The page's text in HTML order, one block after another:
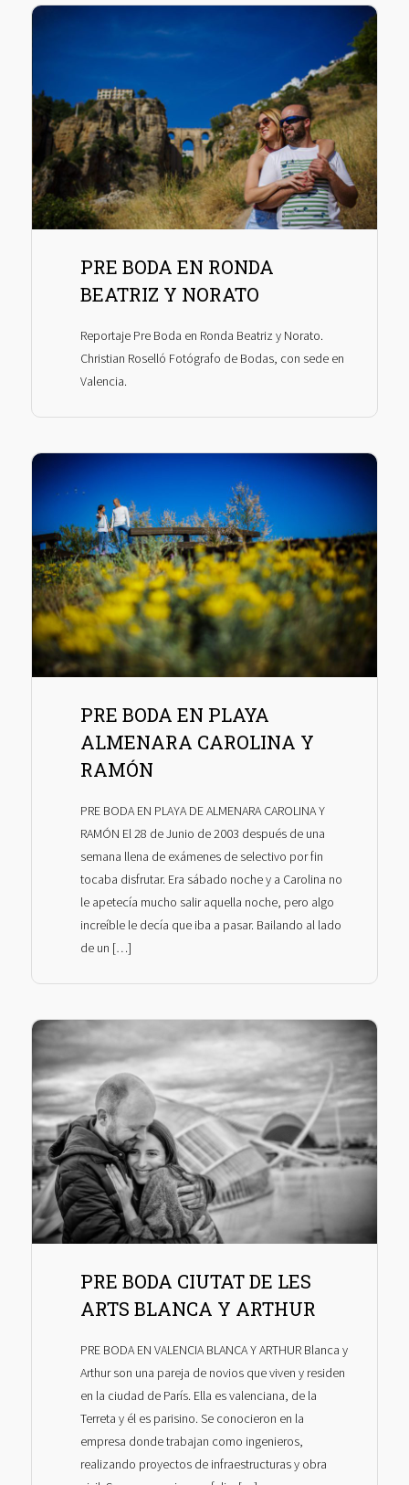
PRE BODA EN RONDA
BEATRIZ Y NORATO
Reportaje Pre Boda en Ronda Beatriz y Norato.
Christian Roselló Fotógrafo de Bodas, con sede en
Valencia.
PRE BODA EN PLAYA
ALMENARA CAROLINA Y
RAMÓN
PRE BODA EN PLAYA DE ALMENARA CAROLINA Y
RAMÓN El 28 de Junio de 2003 después de una
semana llena de exámenes de selectivo por fin
tocaba disfrutar. Era sábado noche y a Carolina no
le apetecía mucho salir aquella noche, pero algo
increíble le decía que iba a pasar. Bailando al lado
de un […]
PRE BODA CIUTAT DE LES
ARTS BLANCA Y ARTHUR
PRE BODA EN VALENCIA BLANCA Y ARTHUR Blanca y
Arthur son una pareja de novios que viven y residen
en la ciudad de París. Ella es valenciana, de la
Terreta y él es parisino. Se conocieron en la
empresa donde trabajan como ingenieros,
realizando proyectos de infraestructuras y obra